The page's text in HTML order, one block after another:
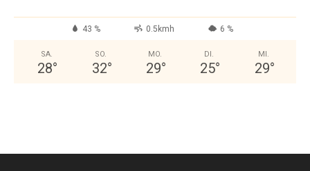
43 % 0.5kmh 6 %
SA.
28°
SO.
32°
MO.
29°
DI.
25°
MI.
29°